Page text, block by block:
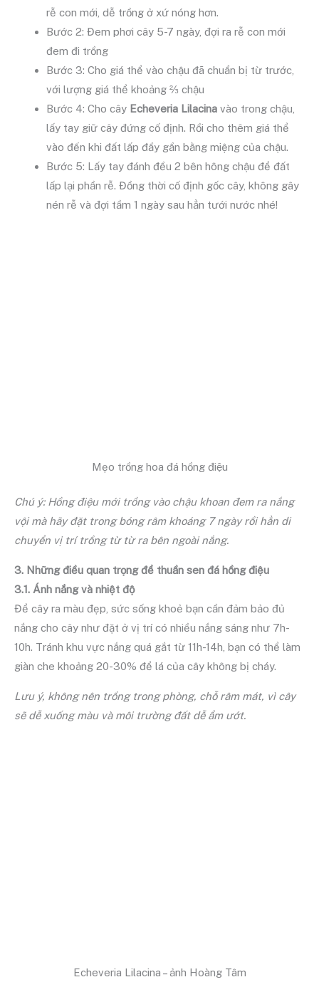
rễ con mới, dễ trồng ở xứ nóng hơn.
Bước 2: Đem phơi cây 5-7 ngày, đợi ra rễ con mới
đem đi trồng
Bước 3: Cho giá thể vào chậu đã chuẩn bị từ trước,
với lượng giá thể khoảng ⅔ chậu
Bước 4: Cho cây Echeveria Lilacina vào trong chậu,
lấy tay giữ cây đứng cố định. Rồi cho thêm giá thể
vào đến khi đất lấp đầy gần bằng miệng của chậu.
Bước 5: Lấy tay đánh đều 2 bên hông chậu để đất
lấp lại phần rễ. Đồng thời cố định gốc cây, không gây
nén rễ và đợi tầm 1 ngày sau hẳn tưới nước nhé!
Mẹo trồng hoa đá hồng điệu
Chú ý: Hồng điệu mới trồng vào chậu khoan đem ra nắng
vội mà hãy đặt trong bóng râm khoáng 7 ngày rồi hẳn di
chuyển vị trí trồng từ từ ra bên ngoài nắng.
3. Những điều quan trọng để thuần sen đá hồng điệu
3.1. Ánh nắng và nhiệt độ
Để cây ra màu đẹp, sức sống khoẻ bạn cần đảm bảo đủ
nắng cho cây như đặt ở vị trí có nhiều nắng sáng như 7h-
10h. Tránh khu vực nắng quá gắt từ 11h-14h, bạn có thể làm
giàn che khoảng 20-30% để lá của cây không bị cháy.
Lưu ý, không nên trồng trong phòng, chỗ râm mát, vì cây
sẽ dễ xuống màu và môi trường đất dễ ẩm ướt.
Echeveria Lilacina – ảnh Hoàng Tâm